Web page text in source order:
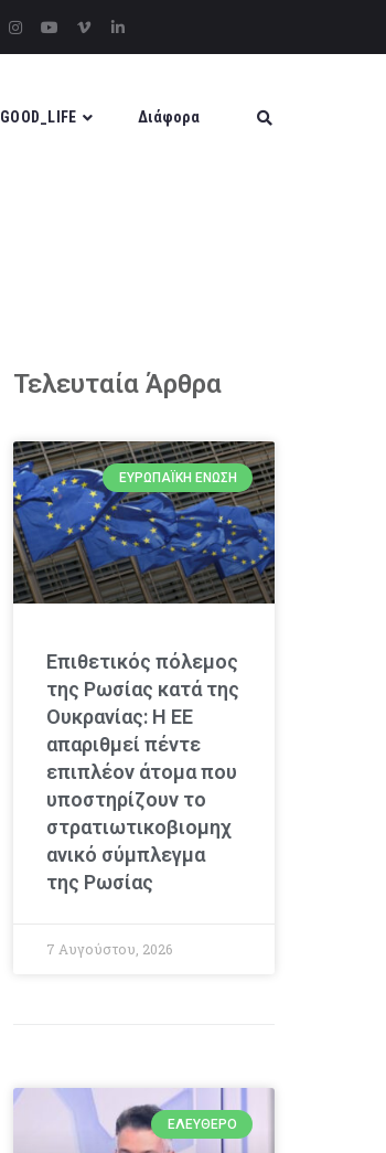
GOOD_LIFE Διάφορα
Τελευταία Άρθρα
ΕΥΡΩΠΑΪΚΉ ΈΝΩΣΗ
Επιθετικός πόλεμος
της Ρωσίας κατά της
Ουκρανίας: Η ΕΕ
απαριθμεί πέντε
επιπλέον άτομα που
υποστηρίζουν το
στρατιωτικοβιομηχ
ανικό σύμπλεγμα
της Ρωσίας
7 Αυγούστου, 2026
ΕΛΕΎΘΕΡΟ